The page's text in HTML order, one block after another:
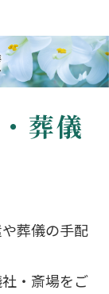
葬儀
葬儀の手配
・斎場をご